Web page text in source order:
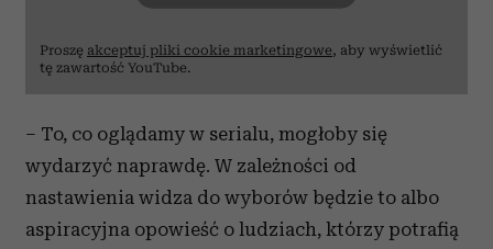
Proszę akceptuj pliki cookie marketingowe, aby wyświetlić
tę zawartość YouTube.
– To, co oglądamy w serialu, mogłoby się
wydarzyć naprawdę. W zależności od
nastawienia widza do wyborów będzie to albo
aspiracyjna opowieść o ludziach, którzy potrafią